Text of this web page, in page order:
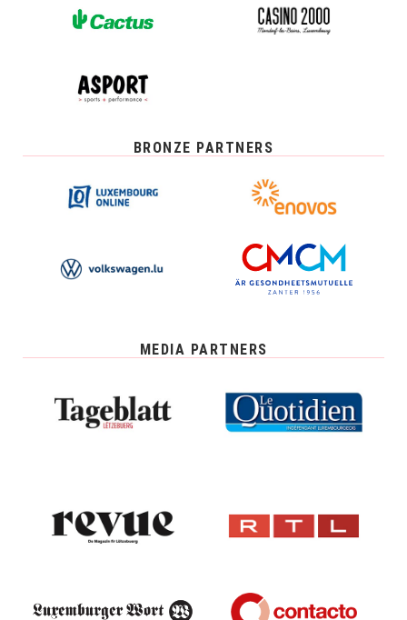
BRONZE PARTNERS
MEDIA PARTNERS